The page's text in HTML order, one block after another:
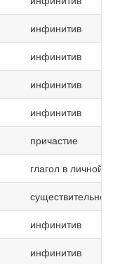
инфинитив
инфинитив
инфинитив
инфинитив
причастие
глагол в личной
существительное
инфинитив
инфинитив